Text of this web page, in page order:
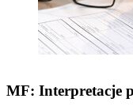
MF: Interpretacje